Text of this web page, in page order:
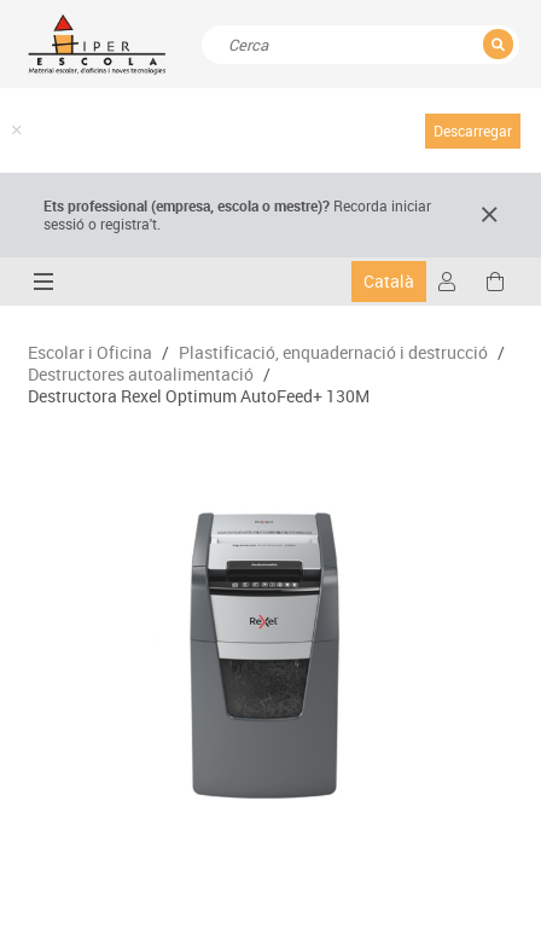
Descarregar
Ets professional (empresa,escola o mestre)? Recorda iniciar
sessió o registra't.
Català
Escolar i Oficina / Plastificació, enquadernació i destrucció /
Destructores autoalimentació /
Destructora Rexel Optimum AutoFeed+ 130M